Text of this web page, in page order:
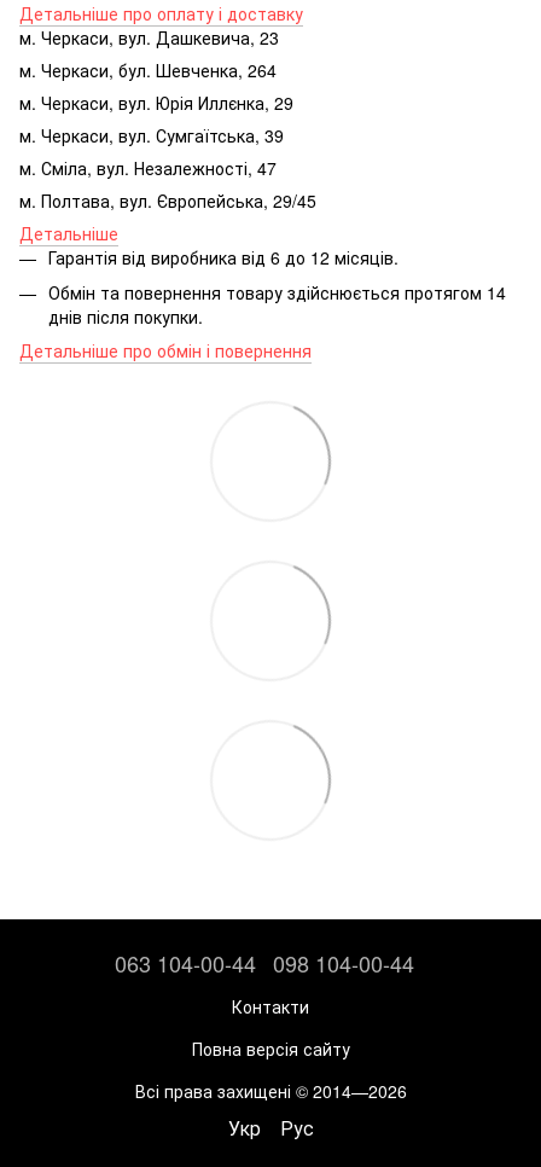
Детальніше про оплату і доставку
м. Черкаси, вул. Дашкевича, 23
м. Черкаси, бул. Шевченка, 264
м. Черкаси, вул. Юрія Иллєнка, 29
м. Черкаси, вул. Сумгаїтська, 39
м. Сміла, вул. Незалежності, 47
м. Полтава, вул. Європейська, 29/45
Детальніше
Гарантія від виробника від 6 до 12 місяців.
Обмін та повернення товару здійснюється протягом 14
днів після покупки.
Детальніше про обмін і повернення
063 104-00-44 098 104-00-44
Контакти
Повна версія сайту
Всі права захищені © 2014—2026
Укр Рус